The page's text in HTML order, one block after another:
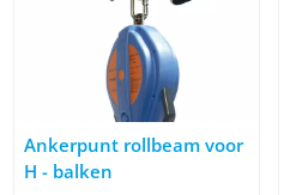
Image Ankerpunt rollbeam voor
Ankerpunt rollbeam voor
H - balken